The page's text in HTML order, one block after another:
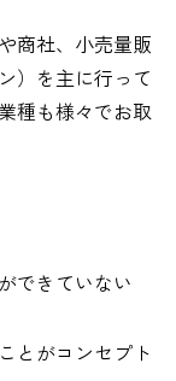
商社、小売量販
）を主に行って
種も様々でお取
できていない
とがコンセプト